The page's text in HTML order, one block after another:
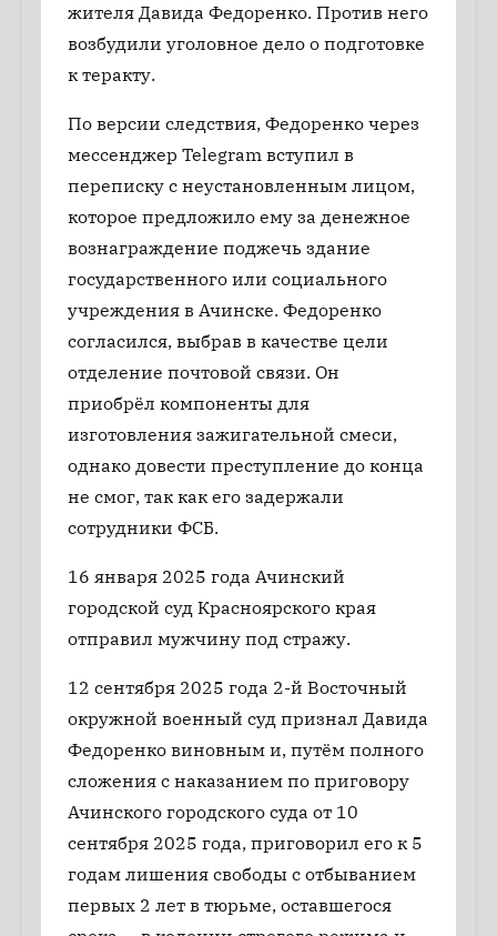
жителя Давида Федоренко. Против него
возбудили уголовное дело о подготовке
к теракту.
По версии следствия, Федоренко через
мессенджер Telegram вступил в
переписку с неустановленным лицом,
которое предложило ему за денежное
вознаграждение поджечь здание
государственного или социального
учреждения в Ачинске. Федоренко
согласился, выбрав в качестве цели
отделение почтовой связи. Он
приобрёл компоненты для
изготовления зажигательной смеси,
однако довести преступление до конца
не смог, так как его задержали
сотрудники ФСБ.
16 января 2025 года Ачинский
городской суд Красноярского края
отправил мужчину под стражу.
12 сентября 2025 года 2-й Восточный
окружной военный суд признал Давида
Федоренко виновным и, путём полного
сложения с наказанием по приговору
Ачинского городского суда от 10
сентября 2025 года, приговорил его к 5
годам лишения свободы с отбыванием
первых 2 лет в тюрьме, оставшегося